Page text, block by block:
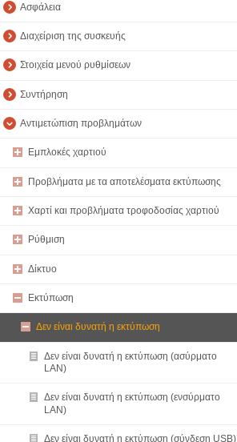
Ασφάλεια
Διαχείριση της συσκευής
Στοιχεία μενού ρυθμίσεων
Συντήρηση
Αντιμετώπιση προβλημάτων
Εμπλοκές χαρτιού
Προβλήματα με τα αποτελέσματα εκτύπωσης
Χαρτί και προβλήματα τροφοδοσίας χαρτιού
Ρύθμιση
Δίκτυο
Εκτύπωση
Δεν είναι δυνατή η εκτύπωση
Δεν είναι δυνατή η εκτύπωση (ασύρματο
LAN)
Δεν είναι δυνατή η εκτύπωση (ενσύρματο
LAN)
Δεν είναι δυνατή η εκτύπωση (σύνδεση USB)